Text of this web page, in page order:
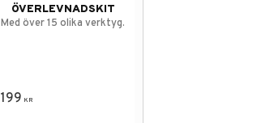
ÖVERLEVNADSKIT
Med över 15 olika verktyg.
199 KR